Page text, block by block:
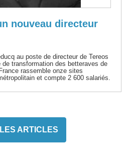
nouveau directeur
au poste de directeur de Tereos
de transformation des betteraves de
rassemble onze sites
et compte 2 600 salariés.
ARTICLES